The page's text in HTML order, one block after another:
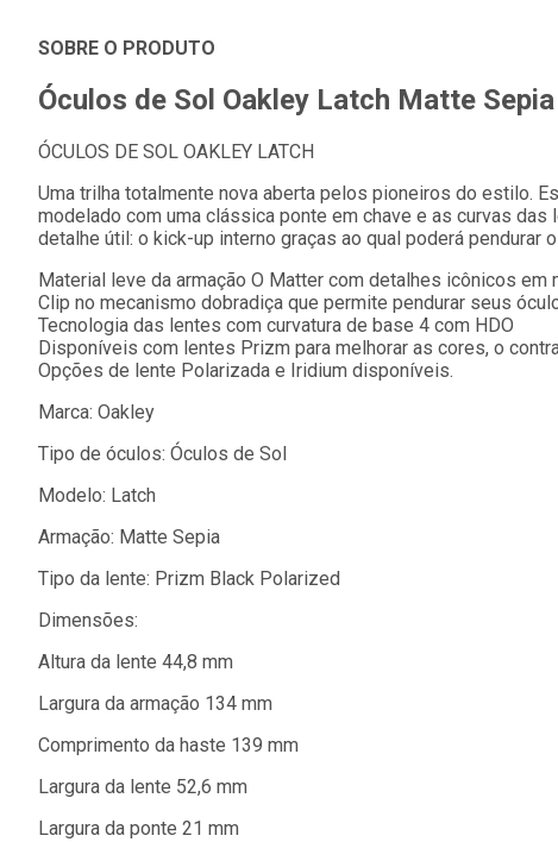
SOBRE O PRODUTO
Óculos de Sol Oakley Latch Matte
ÓCULOS DE SOL OAKLEY LATCH
Uma trilha totalmente nova aberta pelos pioneiros do estilo.
modelado com uma clássica ponte em chave e as curvas das
detalhe útil: o kick-up interno graças ao qual poderá pendurar
Material leve da armação O Matter com detalhes icônicos em
Clip no mecanismo dobradiça que permite pendurar seus
Tecnologia das lentes com curvatura de base 4 com HDO
Disponíveis com lentes Prizm para melhorar as cores, o
Opções de lente Polarizada e Iridium disponíveis.
Marca: Oakley
Tipo de óculos: Óculos de Sol
Modelo: Latch
Armação: Matte Sepia
Tipo da lente: Prizm Black Polarized
Dimensões:
Altura da lente 44,8 mm
Largura da armação 134 mm
Comprimento da haste 139 mm
Largura da lente 52,6 mm
Largura da ponte 21 mm